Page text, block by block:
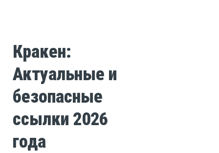
Кракен:
Актуальные и
безопасные
ссылки 2026
года